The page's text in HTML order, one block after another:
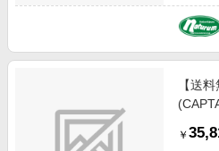
【送
１Ｃ
￥